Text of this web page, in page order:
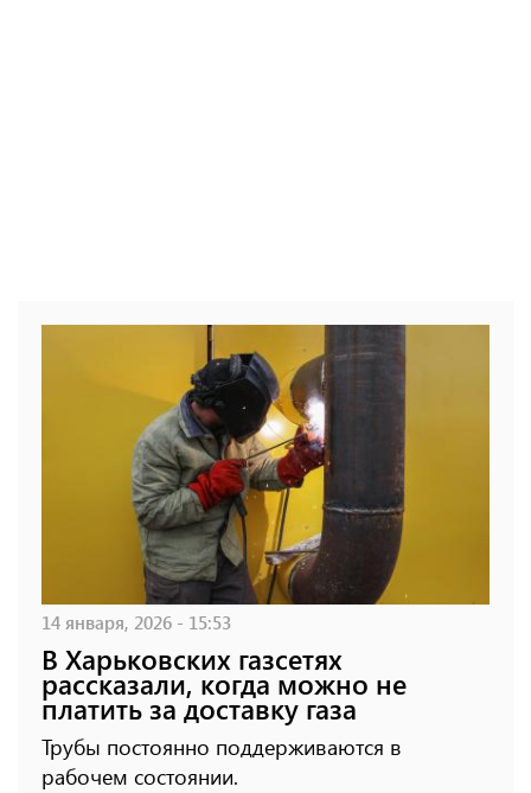
14 января, 2026 - 15:53
В Харьковских газсетях
рассказали, когда можно не
платить за доставку газа
Трубы постоянно поддерживаются в
рабочем состоянии.